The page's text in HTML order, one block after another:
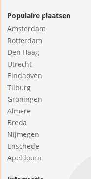
Populaire plaatsen
Amsterdam
Rotterdam
Den Haag
Utrecht
Eindhoven
Tilburg
Groningen
Almere
Breda
Nijmegen
Enschede
Apeldoorn